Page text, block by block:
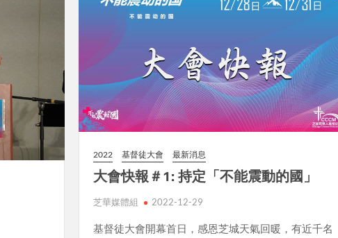
2022 基督徒大會 最新消息
大會快報＃1: 持定「不能震動的國」
芝華媒體組 2022-12-29
基督徒大會開幕首日，感恩芝城天氣回暖，有近千名